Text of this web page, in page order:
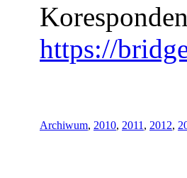
https://
Archiwum, 2010, 2011 , 2012,